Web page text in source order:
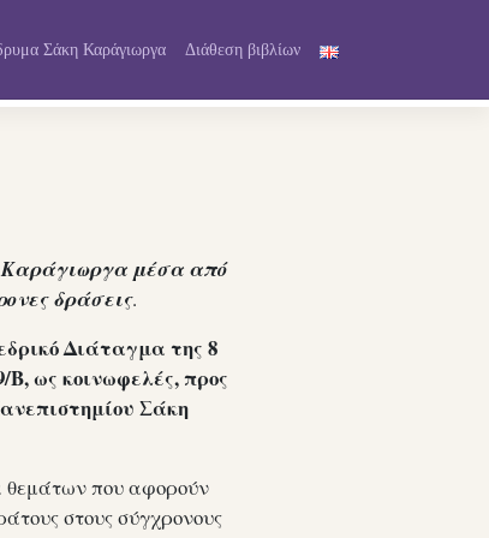
Σάκη Καράγιωργα Διάθεση βιβλίων
Καράγιωργα μέσα από
δράσεις.
Διάταγμα της 8
Β, ως κοινωφελές, προς
Σάκη
θεμάτων που αφορούν
στους σύγχρονους